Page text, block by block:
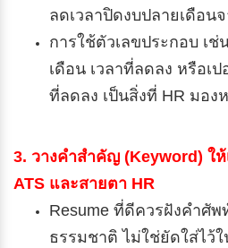
ลดเวลาปิดงบปลายเดือน
การใช้ตัวเลขประกอบ เ
เดือน เวลาที่ลดลง หรือเ
ที่ลดลง เป็นสิ่งที่ HR มอง
3. วางคำสำคัญ (Keyword) ใ
ATS และสายตา HR
Resume ที่ดีควรฝังคำศั
ธรรมชาติ ไม่ใช่ยัดใส่ไว้